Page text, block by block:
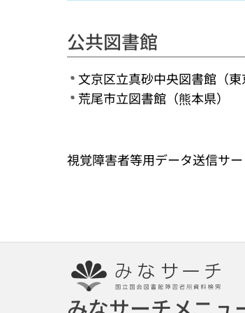
公共図書館
文京区立真砂中央図書館（東
荒尾市立図書館（熊本県）
視覚障害者等用データ送信サ